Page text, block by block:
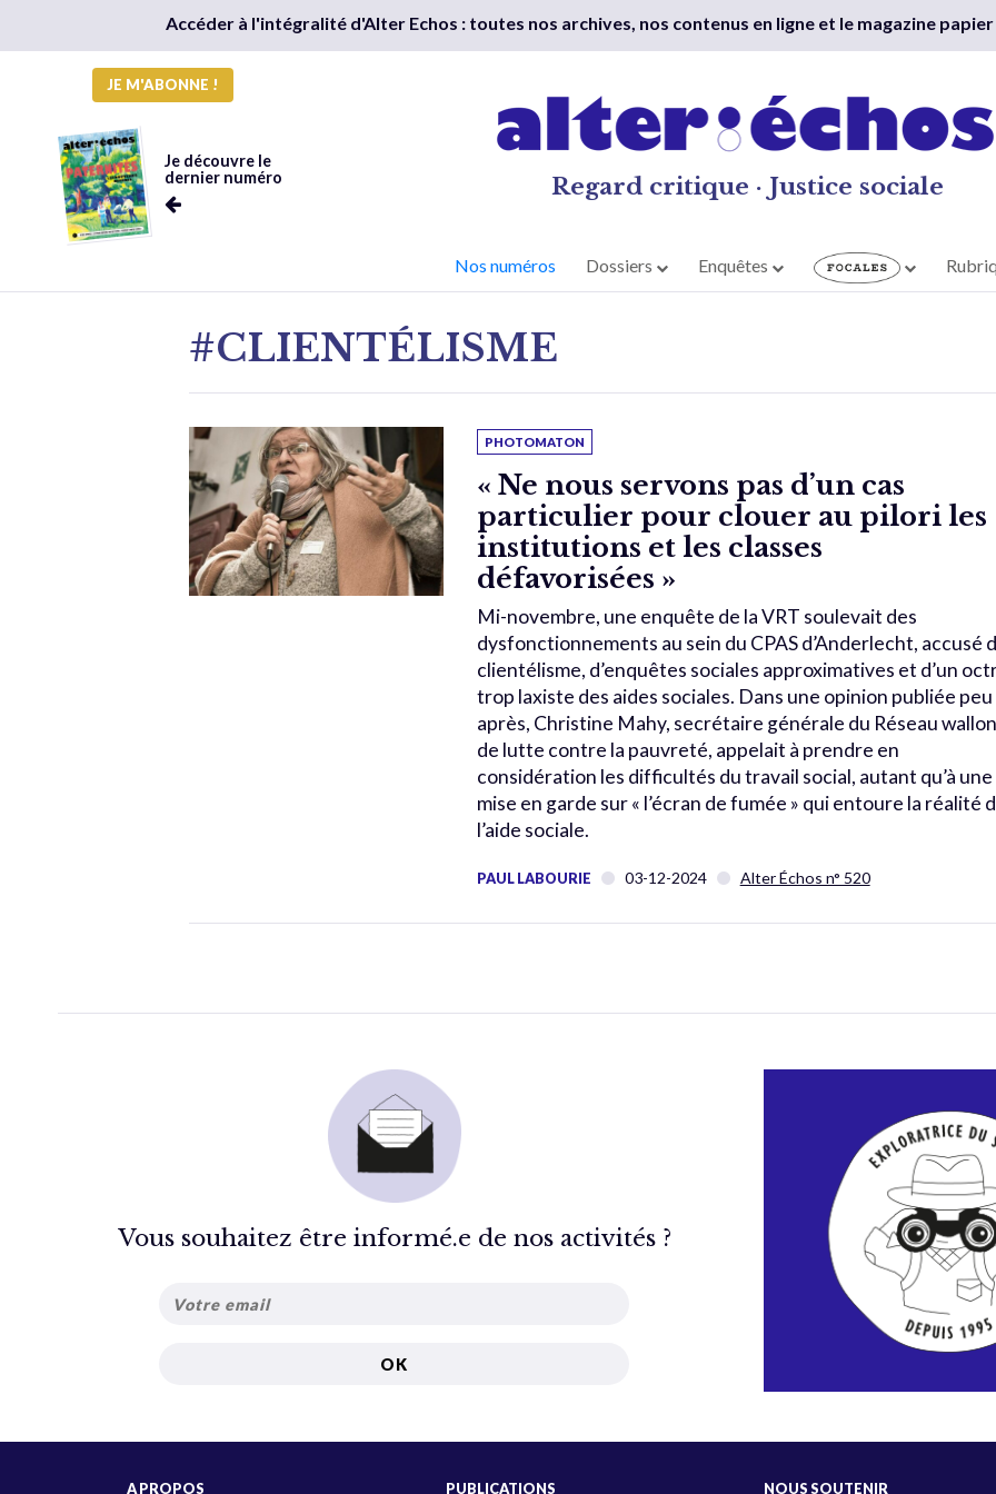
Accéder à l'intégralité d'Alter Echos : toutes nos archives, nos contenus en ligne et le magazine papier
JE M'ABONNE !
Je découvre le
dernier numéro
Regard critique · Justice sociale
Nos numéros Dossiers Enquêtes
#CLIENTÉLISME
PHOTOMATON
« Ne nous servons pas d’un cas
particulier pour clouer au pilori les
institutions et les classes
défavorisées »
Mi-novembre, une enquête de la VRT soulevait des
dysfonctionnements au sein du CPAS d’Anderlecht, accusé
clientélisme, d’enquêtes sociales approximatives et d’un
trop laxiste des aides sociales. Dans une opinion publiée peu
après, Christine Mahy, secrétaire générale du Réseau wallon
de lutte contre la pauvreté, appelait à prendre en
considération les difficultés du travail social, autant qu’à une
mise en garde sur « l’écran de fumée » qui entoure la réalité
l’aide sociale.
PAUL LABOURIE 03-12-2024 Alter Échos n° 520
Vous souhaitez être informé.e de nos activités ?
A PROPOS PUBLICATIONS NOUS SOUTENIR